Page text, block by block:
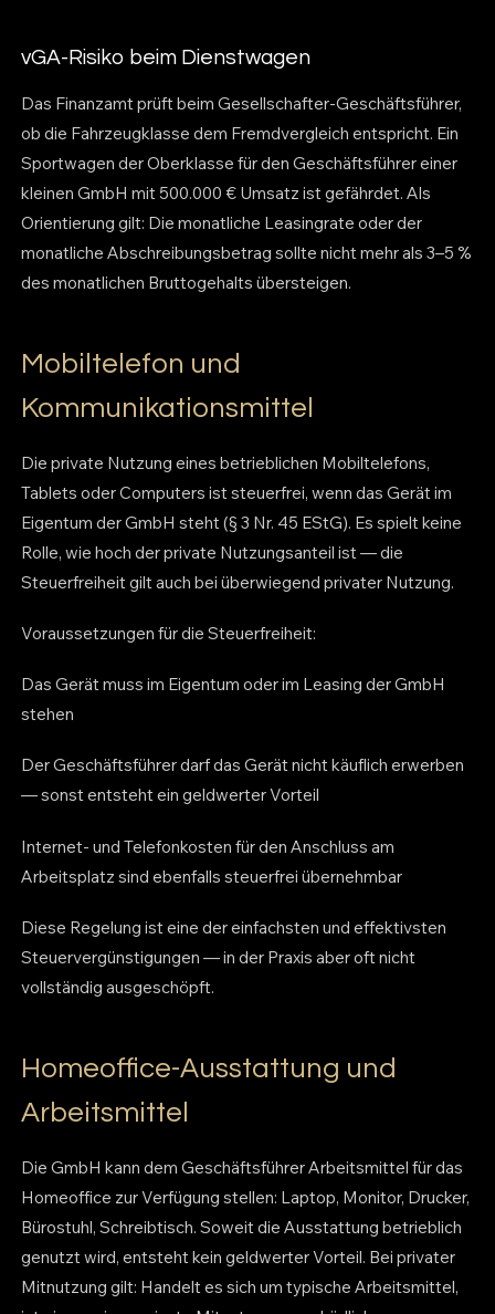
vGA-Risiko beim Dienstwagen
Das Finanzamt prüft beim Gesellschafter-Geschäftsführer,
ob die Fahrzeugklasse dem Fremdvergleich entspricht. Ein
Sportwagen der Oberklasse für den Geschäftsführer einer
kleinen GmbH mit 500.000 € Umsatz ist gefährdet. Als
Orientierung gilt: Die monatliche Leasingrate oder der
monatliche Abschreibungsbetrag sollte nicht mehr als 3–5 %
des monatlichen Bruttogehalts übersteigen.
Mobiltelefon und
Kommunikationsmittel
Die private Nutzung eines betrieblichen Mobiltelefons,
Tablets oder Computers ist steuerfrei, wenn das Gerät im
Eigentum der GmbH steht (§ 3 Nr. 45 EStG). Es spielt keine
Rolle, wie hoch der private Nutzungsanteil ist — die
Steuerfreiheit gilt auch bei überwiegend privater Nutzung.
Voraussetzungen für die Steuerfreiheit:
Das Gerät muss im Eigentum oder im Leasing der GmbH
stehen
Der Geschäftsführer darf das Gerät nicht käuflich erwerben
— sonst entsteht ein geldwerter Vorteil
Internet- und Telefonkosten für den Anschluss am
Arbeitsplatz sind ebenfalls steuerfrei übernehmbar
Diese Regelung ist eine der einfachsten und effektivsten
Steuervergünstigungen — in der Praxis aber oft nicht
vollständig ausgeschöpft.
Homeoffice-Ausstattung und
Arbeitsmittel
Die GmbH kann dem Geschäftsführer Arbeitsmittel für das
Homeoffice zur Verfügung stellen: Laptop, Monitor, Drucker,
Bürostuhl, Schreibtisch. Soweit die Ausstattung betrieblich
genutzt wird, entsteht kein geldwerter Vorteil. Bei privater
Mitnutzung gilt: Handelt es sich um typische Arbeitsmittel,